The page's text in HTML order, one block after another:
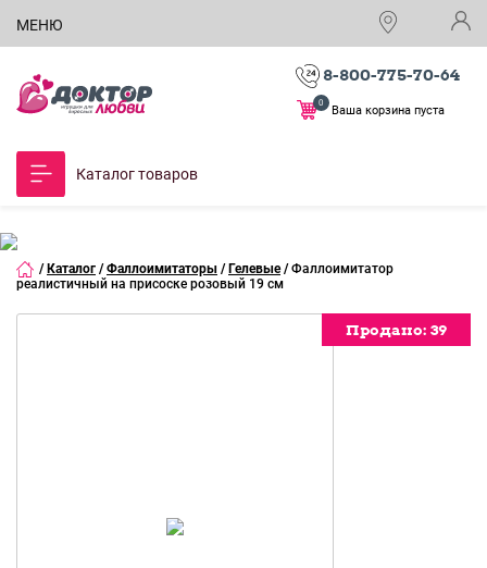
МЕНЮ
8-800-775-70-64
Ваша корзина пуста
0
Каталог товаров
/ Каталог / Фаллоимитаторы / Гелевые / Фаллоимитатор
реалистичный на присоске розовый 19 см
Продано: 39
Продано: 39
Продано: 39
Продано: 39
Продано: 39